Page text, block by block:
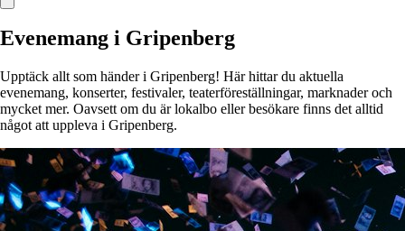
Evenemang i Gripenberg
Upptäck allt som händer i Gripenberg! Här hittar du aktuella
evenemang, konserter, festivaler, teaterföreställningar, marknader och
mycket mer. Oavsett om du är lokalbo eller besökare finns det alltid
något att uppleva i Gripenberg.